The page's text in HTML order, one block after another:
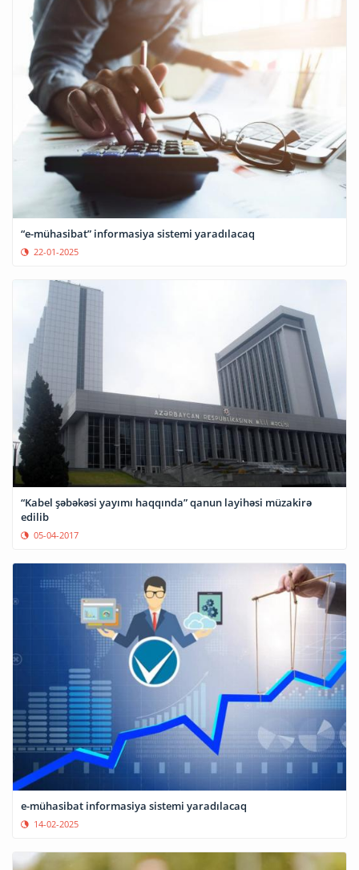
“e-mühasibat” informasiya sistemi yaradılacaq
22-01-2025
“Kabel şəbəkəsi yayımı haqqında” qanun layihəsi müzakirə
edilib
05-04-2017
e-mühasibat informasiya sistemi yaradılacaq
14-02-2025